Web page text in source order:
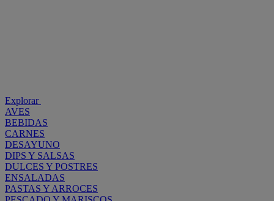
Explorar
AVES
BEBIDAS
CARNES
DESAYUNO
DIPS Y SALSAS
DULCES Y POSTRES
ENSALADAS
PASTAS Y ARROCES